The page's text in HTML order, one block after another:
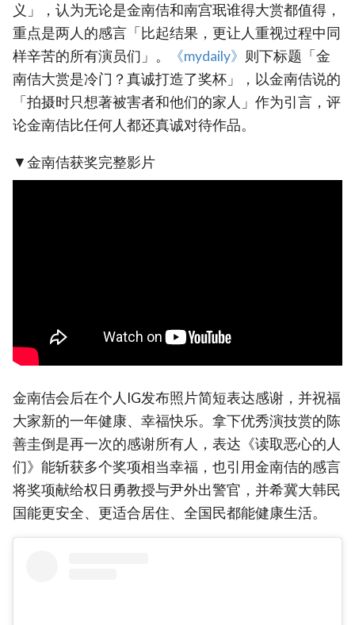
义」，认为无论是金南佶和南宫珉谁得大赏都值得，
重点是两人的感言「比起结果，更让人重视过程中同
样辛苦的所有演员们」。
‎《mydaily》‎ 则下标题「金
南佶大赏是冷门？真诚打造了奖杯」，以金南佶说的
「拍摄时只想著被害者和他们的家人」作为引言，评
论金南佶比任何人都还真诚对待作品。
▼金南佶获奖完整影片
金南佶会后在个人IG发布照片简短表达感谢，并祝福
大家新的一年健康、幸福快乐。拿下优秀演技赏的陈
善圭倒是再一次的感谢所有人，表达《读取恶心的人
们》能斩获多个奖项相当幸福，也引用金南佶的感言
将奖项献给权日勇教授与尹外出警官，并希冀大韩民
国能更安全、更适合居住、全国民都能健康生活。